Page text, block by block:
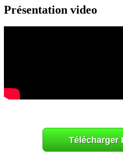
Présentation video
Télécharger